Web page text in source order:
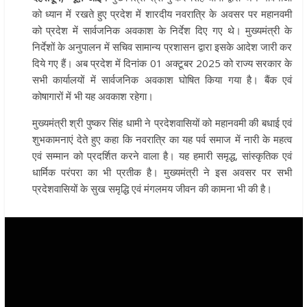
को ध्यान में रखते हुए प्रदेश में शारदीय नवरात्रि के अवसर पर महानवमी
को प्रदेश में सार्वजनिक अवकाश के निर्देश दिए गए थे। मुख्यमंत्री के
निर्देशों के अनुपालन में सचिव सामान्य प्रशासन द्वारा इसके आदेश जारी कर
दिये गए हैं। अब प्रदेश में दिनांक 01 अक्टूबर 2025 को राज्य सरकार के
सभी कार्यालयों में सार्वजनिक अवकाश घोषित किया गया है। बैंक एवं
कोषागारों में भी यह अवकाश रहेगा।
मुख्यमंत्री श्री पुष्कर सिंह धामी ने प्रदेशवासियों को महानवमी की बधाई एवं
शुभकामनाएं देते हुए कहा कि नवरात्रि का यह पर्व समाज में नारी के महत्व
एवं सम्मान को प्रदर्शित करने वाला है। यह हमारी समृद्ध, सांस्कृतिक एवं
धार्मिक परंपरा का भी प्रतीक है। मुख्यमंत्री ने इस अवसर पर सभी
प्रदेशवासियों के सुख समृद्धि एवं मंगलमय जीवन की कामना भी की है।